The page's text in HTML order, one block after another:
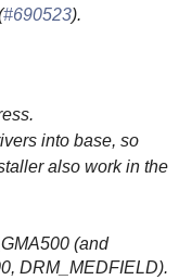
#690523).
into base, so
also work in the
(and
DRM_MEDFIELD).